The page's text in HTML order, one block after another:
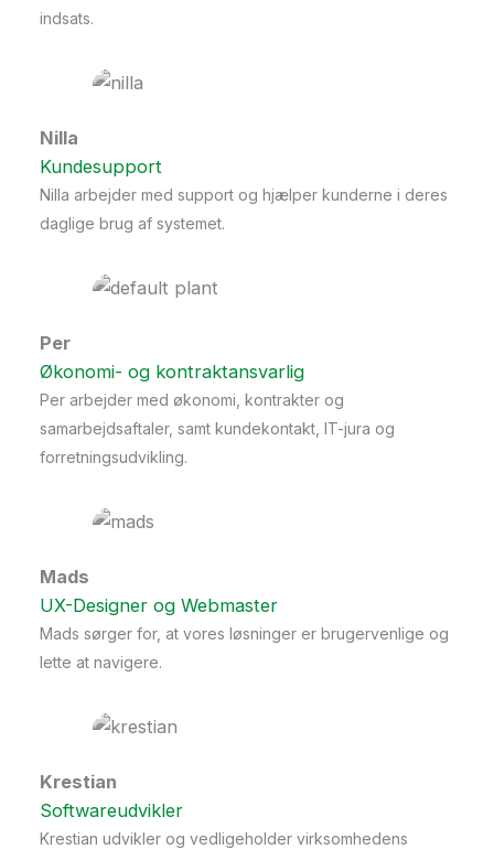
indsats.
Nilla
Kundesupport
Nilla arbejder med support og hjælper kunderne i deres
daglige brug af systemet.
Per
Økonomi- og kontraktansvarlig
Per arbejder med økonomi, kontrakter og
samarbejdsaftaler, samt kundekontakt, IT-jura og
forretningsudvikling.
Mads
UX-Designer og Webmaster
Mads sørger for, at vores løsninger er brugervenlige og
lette at navigere.
Krestian
Softwareudvikler
Krestian udvikler og vedligeholder virksomhedens